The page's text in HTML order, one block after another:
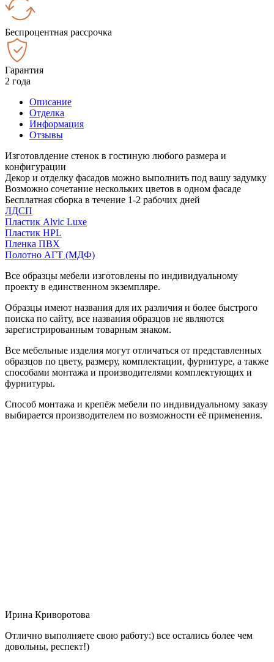
Беспроцентная рассрочка
Гарантия
2 года
Описание
Отделка
Информация
Отзывы
Изготовлдение стенок в гостиную любого размера и
конфигурации
Декор и отделку фасадов можно выполнить под вашу задумку
Возможно сочетание нескольких цветов в одном фасаде
Бесплатная сборка в течение 1-2 рабочих дней
ЛДСП
Пластик Alvic Luxe
Пластик HPL
Пленка ПВХ
Полотно АГТ (МДФ)
Все образцы мебели изготовлены по индивидуальному
проекту в единственном экземпляре.
Образцы имеют названия для их различия и более быстрого
поиска по сайту, все названия образцов не являются
зарегистрированным товарным знаком.
Все мебельные изделия могут отличаться от представленных
образцов по цвету, размеру, комплектации, фурнитуре, а также
способами монтажа и производителями комплектующих и
фурнитуры.
Способ монтажа и крепёж мебели по индивидуальному заказу
выбирается производителем по возможности её применения.
Ирина Криворотова
Отлично выполняете свою работу:) все остались более чем
довольны, респект!)